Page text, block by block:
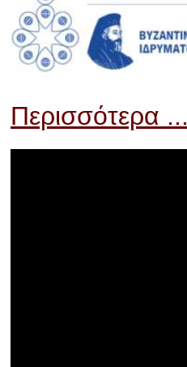
Περισσότερα ...